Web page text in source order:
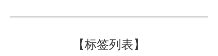
【标签列表】